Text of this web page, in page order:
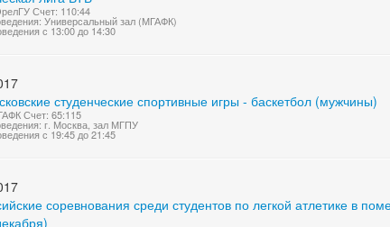
Счет: 110:44
Универсальный зал (МГАФК)
с 13:00 до 14:30
студенческие спортивные игры - баскетбол (мужчины)
Счет: 65:115
г. Москва, зал МГПУ
с 19:45 до 21:45
соревнования среди студентов по легкой атлетике в